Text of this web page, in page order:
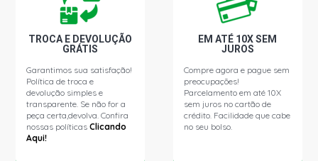
TROCA E DEVOLUÇÃO
GRÁTIS
Garantimos sua satisfação!
Política de troca e
devolução simples e
transparente. Se não for a
peça certa,devolva. Confira
nossas políticasClicando
Aqui!
EM ATÉ 10X SEM
JUROS
Compre agora e pague sem
preocupações!
Parcelamento em até 10X
sem juros no cartão de
crédito. Facilidade que cabe
no seu bolso.